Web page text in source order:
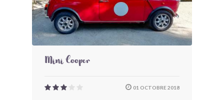
Mini Cooper
01 OCTOBRE 2018